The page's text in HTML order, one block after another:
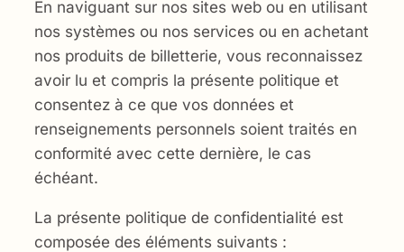
En naviguant sur nos sites web ou en utilisant
nos systèmes ou nos services ou en achetant
nos produits de billetterie, vous reconnaissez
avoir lu et compris la présente politique et
consentez à ce que vos données et
renseignements personnels soient traités en
conformité avec cette dernière, le cas
échéant.
La présente politique de confidentialité est
composée des éléments suivants :